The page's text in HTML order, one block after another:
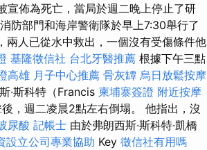
宣佈為死亡，當局於週二晚上停止了研
防部門和海岸警衛隊於早上7:30舉行了
兩人已從水中救出，一個沒有受傷條件他
基隆徵信社 台北牙醫推薦 根據下午三點
高雄 月子中心推薦 骨灰罈 烏日放鬆按摩
·斯科特（Francis 柬埔寨簽證 附近按摩
，週二凌晨2點左右倒塌。 他指出，沒
尿酸 記帳士 由於弗朗西斯·斯科特·凱橋
設立公司專業協助 Key 徵信社有用嗎